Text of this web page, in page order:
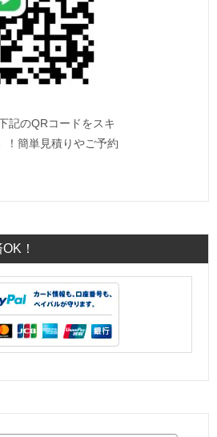
記のQRコードをスキ
！簡単見積りやご予約
！